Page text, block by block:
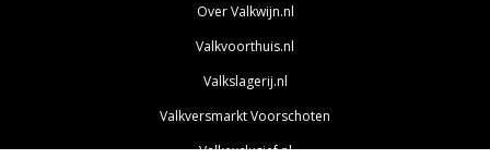
Over Valkwijn.nl
Valkvoorthuis.nl
Valkslagerij.nl
Valkversmarkt Voorschoten
Valkexclusief.nl